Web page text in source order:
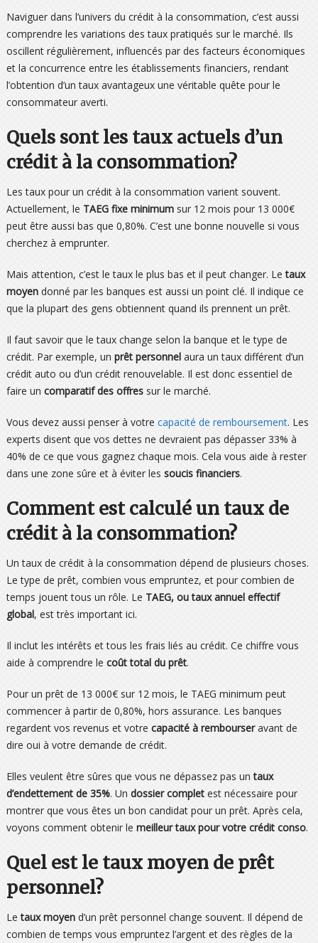
Naviguer dans l’univers du crédit à la consommation, c’est aussi
comprendre les variations des taux pratiqués sur le marché. Ils
oscillent régulièrement, influencés par des facteurs économiques
et la concurrence entre les établissements financiers, rendant
l’obtention d’un taux avantageux une véritable quête pour le
consommateur averti.
Quels sont les taux actuels d’un
crédit à la consommation?
Les taux pour un crédit à la consommation varient souvent.
Actuellement, le TAEG fixe minimumsur 12 mois pour 13 000€
peut être aussi bas que 0,80%. C’est une bonne nouvelle si vous
cherchez à emprunter.
Mais attention, c’est le taux le plus bas et il peut changer. Letaux
moyendonné par les banques est aussi un point clé. Il indique ce
que la plupart des gens obtiennent quand ils prennent un prêt.
Il faut savoir que le taux change selon la banque et le type de
crédit. Par exemple, un prêt personnelaura un taux différent d’un
crédit auto ou d’un crédit renouvelable. Il est donc essentiel de
faire un comparatif des offressur le marché.
Vous devez aussi penser à votre capacité de remboursement. Les
experts disent que vos dettes ne devraient pas dépasser 33% à
40% de ce que vous gagnez chaque mois. Cela vous aide à rester
dans une zone sûre et à éviter les soucis financiers.
Comment est calculé un taux de
crédit à la consommation?
Un taux de crédit à la consommation dépend de plusieurs choses.
Le type de prêt, combien vous empruntez, et pour combien de
temps jouent tous un rôle. Le TAEG, ou taux annuel effectif
global, est très important ici.
Il inclut les intérêts et tous les frais liés au crédit. Ce chiffre vous
aide à comprendre le coût total du prêt.
Pour un prêt de 13 000€ sur 12 mois, le TAEG minimum peut
commencer à partir de 0,80%, hors assurance. Les banques
regardent vos revenus et votre capacité à rembourseravant de
dire oui à votre demande de crédit.
Elles veulent être sûres que vous ne dépassez pas untaux
d’endettement de 35%. Un dossier completest nécessaire pour
montrer que vous êtes un bon candidat pour un prêt. Après cela,
voyons comment obtenir le meilleur taux pour votre crédit conso.
Quel est le taux moyen de prêt
personnel?
Letaux moyend’un prêt personnel change souvent. Il dépend de
combien de temps vous empruntez l’argent et des règles de la